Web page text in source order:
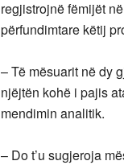
regjistrojnë fëmijët
përfundimtare këtij
– Të mësuarit në dy
njëjtën kohë i pajis
mendimin analitik.
– Do t’u sugjeroja